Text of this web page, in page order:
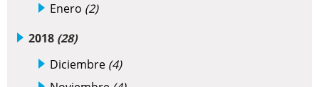
Enero (2)
2018 (28)
Diciembre (4)